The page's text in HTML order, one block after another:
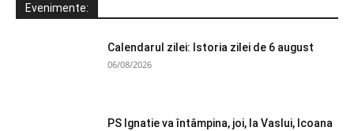
Evenimente:
Calendarul zilei: Istoria zilei de 6 august
06/08/2026
PS Ignatie va întâmpina, joi, la Vaslui, Icoana